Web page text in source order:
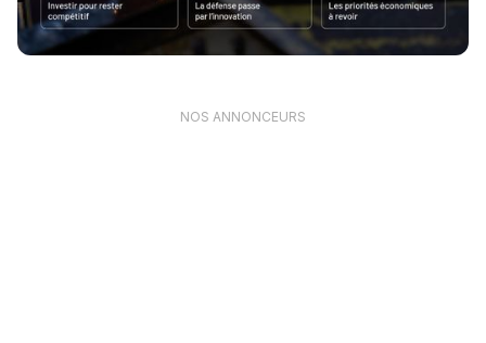
NOS ANNONCEURS